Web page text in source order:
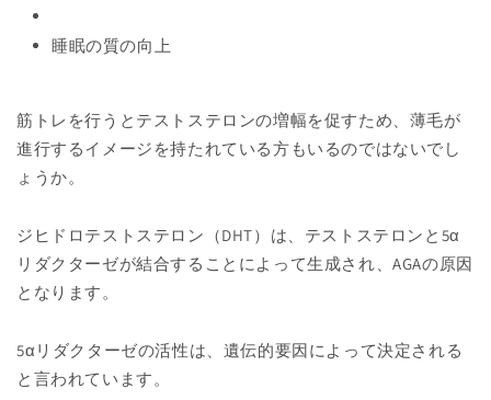
睡眠の質の向上
筋トレを行うとテストステロンの増幅を促すため、薄毛が
進行するイメージを持たれている方もいるのではないでし
ょうか。
ジヒドロテストステロン（DHT）は、テストステロンと5α
リダクターゼが結合することによって生成され、AGAの原因
となります。
5αリダクターゼの活性は、遺伝的要因によって決定される
と言われています。